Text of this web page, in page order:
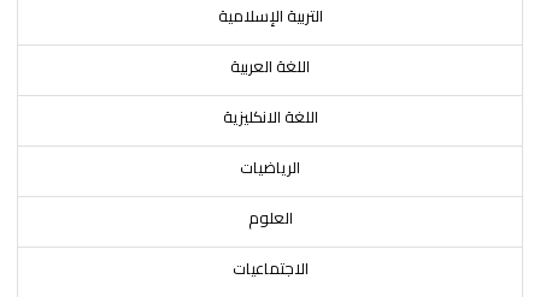
التربية الإسلامية
اللغة العربية
اللغة الانكليزية
الرياضيات
العلوم
الاجتماعيات